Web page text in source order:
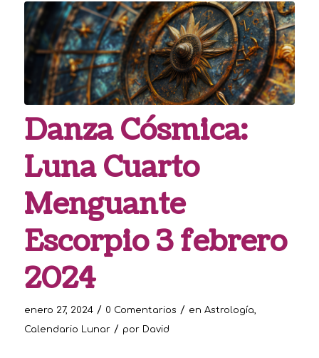
Danza Cósmica:
Luna Cuarto
Menguante
Escorpio 3 febrero
2024
enero 27, 2024 / 0 Comentarios / en Astrología
Calendario Lunar / por David